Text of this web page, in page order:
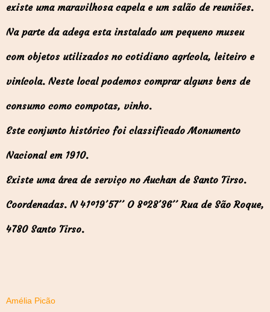
existe uma maravilhosa capela e um salão de reuniões.
Na parte da adega esta instalado um pequeno museu
com objetos utilizados no cotidiano agrícola, leiteiro e
vinícola. Neste local podemos comprar alguns bens de
consumo como compotas, vinho.
Este conjunto histórico foi classificado Monumento
Nacional em 1910.
Existe uma área de serviço no Auchan de Santo Tirso.
Coordenadas. N 41º19´57´´ O 8º28´36´´ Rua de São Roque,
4780 Santo Tirso.
Amélia Picão